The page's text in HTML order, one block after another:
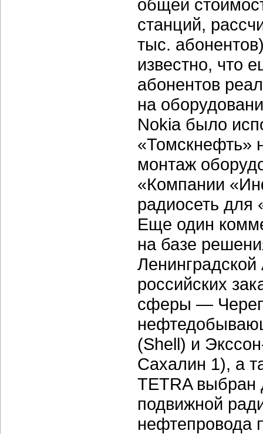
общей
станций,
тыс.
известно, что
абонентов
на
Nokia было
«Томскнефть»
монтаж
«Компании
радиосеть для
Еще один
на базе
российских
сферы —
(Shell) и
Сахалин 1), а
TETRA выбран
подвижной
нефтепровода